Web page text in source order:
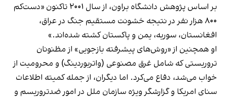
بر اساس پژوهش دانشگاه براون، از سال ۲۰۰۱ تاکنون «دست‌کم
۸۰۰ هزار نفر در نتیجه خشونت مستقیم جنگ در عراق،
افغانستان، سوریه، یمن و پاکستان کشته شده‌اند.»
او همچنین از «روش‌های پیشرفته بازجویی» از مظنونان
تروریستی که شامل غرق مصنوعی (واتربوردینگ) و محرومیت از
خواب می‌شد، دفاع می‌کرد. اما دیگران، از جمله کمیته اطلاعات
سنای امریکا و گزارشگر ویژه سازمان ملل در امور ضدتروریسم و